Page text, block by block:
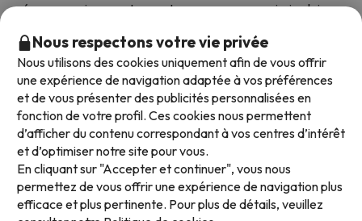
réseaux sociaux sont ouverts pour que vous puissiez laisser
sur le web proviennent de vrais clients.
Comptez sur nous|Plus de 700 000 personnes ont
réservé leur séjour au ski avec Esquiades.com
Modes de paiement disponibles
Nous respectons votre vie privée
Nous utilisons des cookies uniquement afin de vous offrir
une expérience de navigation adaptée à vos préférences
et de vous présenter des publicités personnalisées en
fonction de votre profil. Ces cookies nous permettent
d’afficher du contenu correspondant à vos centres d’intérêt
et d’optimiser notre site pour vous.
En cliquant sur "Accepter et continuer", vous nous
permettez de vous offrir une expérience de navigation plus
efficace et plus pertinente. Pour plus de détails, veuillez